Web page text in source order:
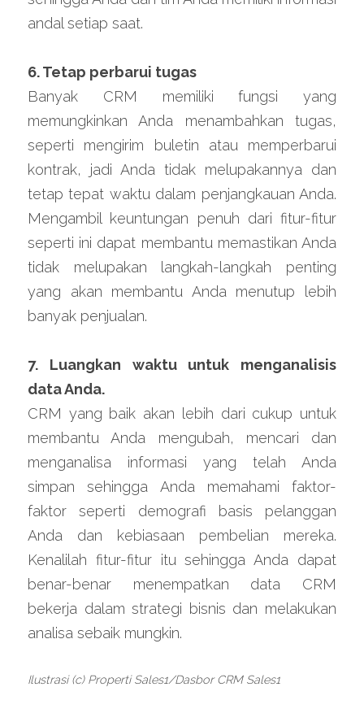
andal setiap saat.
6. Tetap perbarui tugas
Banyak CRM memiliki fungsi yang
memungkinkan Anda menambahkan tugas,
seperti mengirim buletin atau memperbarui
kontrak, jadi Anda tidak melupakannya dan
tetap tepat waktu dalam penjangkauan Anda.
Mengambil keuntungan penuh dari fitur-fitur
seperti ini dapat membantu memastikan Anda
tidak melupakan langkah-langkah penting
yang akan membantu Anda menutup lebih
banyak penjualan.
7. Luangkan waktu untuk menganalisis
data Anda.
CRM yang baik akan lebih dari cukup untuk
membantu Anda mengubah, mencari dan
menganalisa informasi yang telah Anda
simpan sehingga Anda memahami faktor-
faktor seperti demografi basis pelanggan
Anda dan kebiasaan pembelian mereka.
Kenalilah fitur-fitur itu sehingga Anda dapat
benar-benar menempatkan data CRM
bekerja dalam strategi bisnis dan melakukan
analisa sebaik mungkin.
Ilustrasi (c) Properti Sales1/Dasbor CRM Sales1